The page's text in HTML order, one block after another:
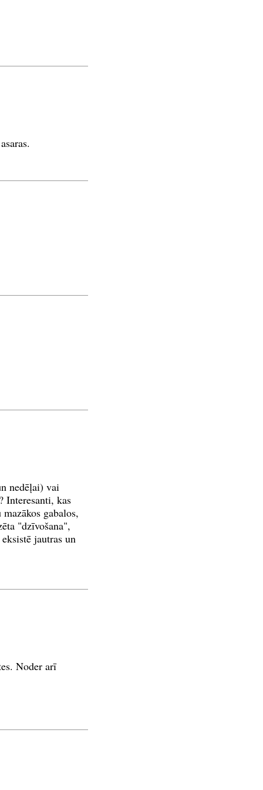
nedēļai) vai
Interesanti, kas
gabalos,
"dzīvošana",
jautras un
Noder arī